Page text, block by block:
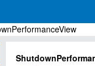
для Windows